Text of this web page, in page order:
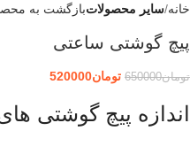
خانه سایر محصولاتبازگشت به
پیچ گوشتی ساعتی
تومان650000 تومان520000
اندازه پیچ گوشتی